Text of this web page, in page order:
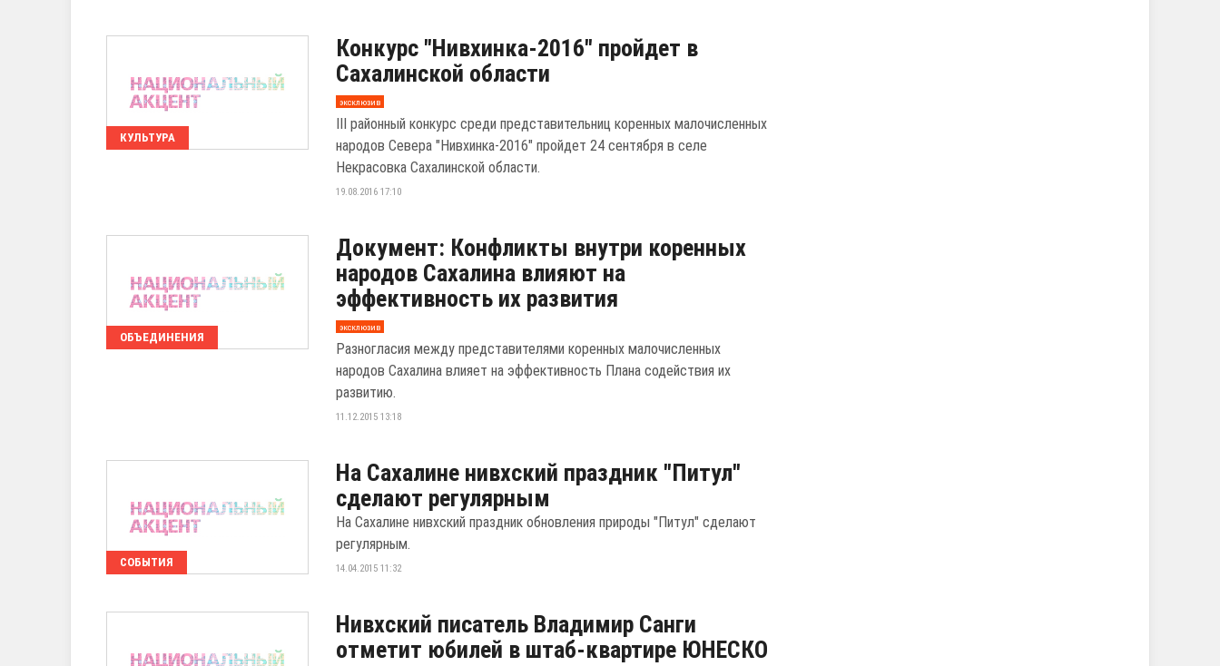
КУЛЬТУРА
Конкурс "Нивхинка-2016" пройдет в
Сахалинской области
эксклюзив
III районный конкурс среди представительниц коренных малочисленных
народов Севера "Нивхинка-2016" пройдет 24 сентября в селе
Некрасовка Сахалинской области.
19.08.2016 17:10
ОБЪЕДИНЕНИЯ
Документ: Конфликты внутри коренных
народов Сахалина влияют на
эффективность их развития
эксклюзив
Разногласия между представителями коренных малочисленных
народов Сахалина влияет на эффективность Плана содействия их
развитию.
11.12.2015 13:18
СОБЫТИЯ
На Сахалине нивхский праздник "Питул"
сделают регулярным
На Сахалине нивхский праздник обновления природы "Питул" сделают
регулярным.
14.04.2015 11:32
Нивхский писатель Владимир Санги
отметит юбилей в штаб-квартире ЮНЕСКО